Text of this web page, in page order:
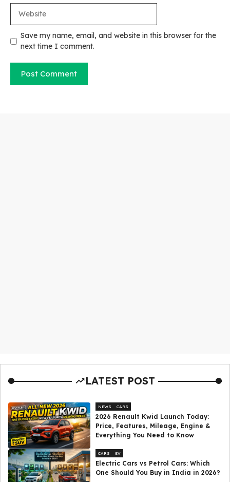
Save my name, email, and website in this browser for the
next time I comment.
LATEST POST
NEWS CARS
2026 Renault Kwid Launch Today:
Price, Features, Mileage, Engine &
Everything You Need to Know
CARS EV
Electric Cars vs Petrol Cars: Which
One Should You Buy in India in 2026?